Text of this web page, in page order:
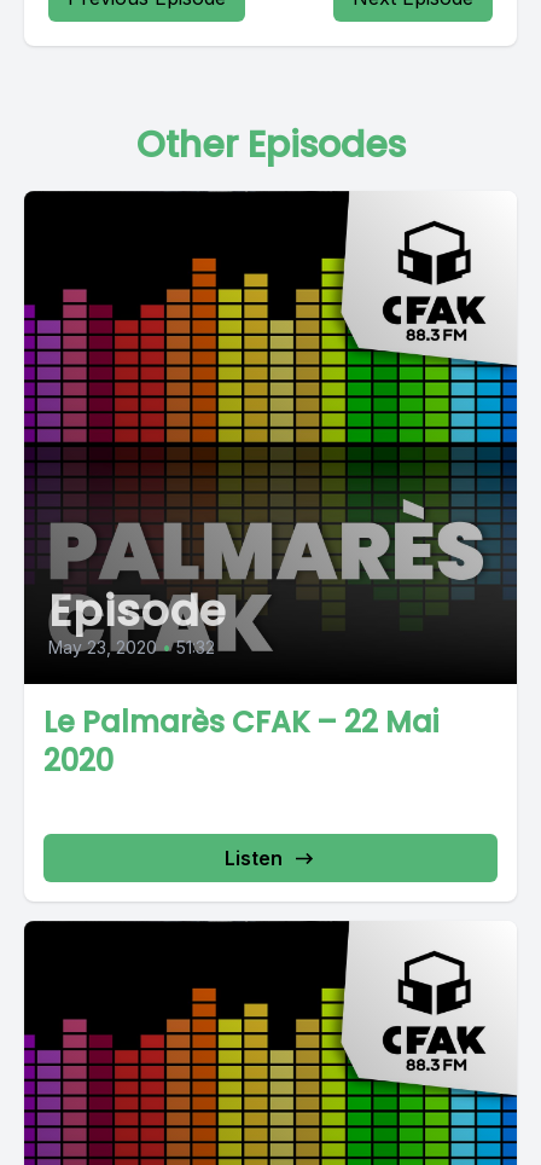
Other Episodes
Episode
May 23, 2020 • 51:32
Le Palmarès CFAK – 22 Mai
2020
Listen